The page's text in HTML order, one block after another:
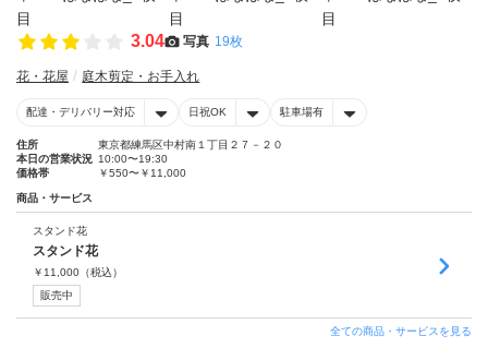
3.04 写真 19枚
花・花屋 庭木剪定・お手入れ
配達・デリバリー対応 日祝OK 駐車場有
住所
東京都練馬区中村南１丁目２７－２０
本日の営業状況 10:00〜19:30
価格帯
￥550〜￥11,000
商品・サービス
スタンド花
スタンド花
￥ 11,000 （税込）
販売中
全ての商品・サービスを見る